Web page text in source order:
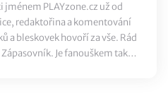
PLAYzone.cz už od
redaktořina a komentování
a bleskovek hovoří za vše. Rád
Je fanouškem také